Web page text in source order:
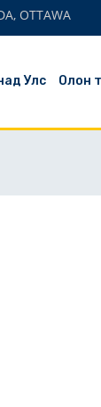
OTTAWA
Улс Олон